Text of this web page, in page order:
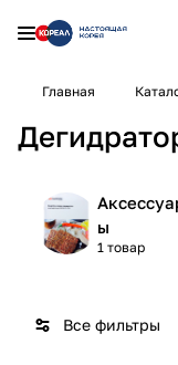
Главная
ы
1 товар
Все фильтры